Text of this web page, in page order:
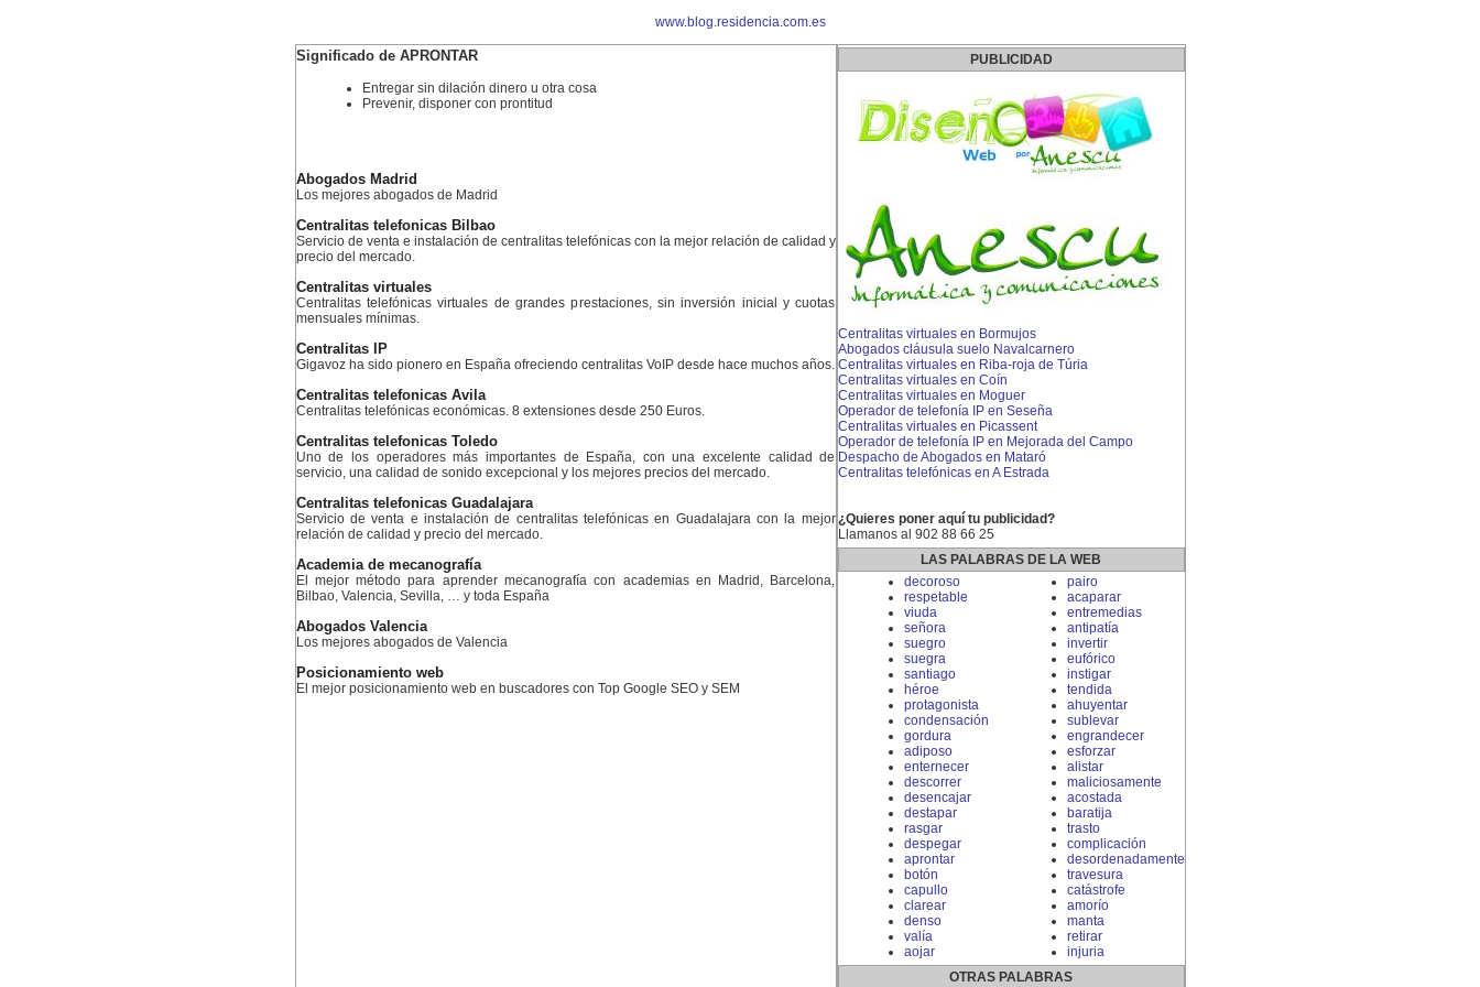
www.blog.residencia.com.es
Significado de APRONTAR
Entregar sin dilación dinero u otra cosa
Prevenir, disponer con prontitud
Abogados Madrid
Los mejores abogados de Madrid
Centralitas telefonicas Bilbao
Servicio de venta e instalación de centralitas telefónicas con la mejor relación de calidad y
precio del mercado.
Centralitas virtuales
Centralitas telefónicas virtuales de grandes prestaciones, sin inversión inicial y cuotas
mensuales mínimas.
Centralitas IP
Gigavoz ha sido pionero en España ofreciendo centralitas VoIP desde hace muchos años.
Centralitas telefonicas Avila
Centralitas telefónicas económicas. 8 extensiones desde 250 Euros.
Centralitas telefonicas Toledo
Uno de los operadores más importantes de España, con una excelente calidad de
servicio, una calidad de sonido excepcional y los mejores precios del mercado.
Centralitas telefonicas Guadalajara
Servicio de venta e instalación de centralitas telefónicas en Guadalajara con la mejor
relación de calidad y precio del mercado.
Academia de mecanografía
El mejor método para aprender mecanografía con academias en Madrid, Barcelona,
Bilbao, Valencia, Sevilla, … y toda España
Abogados Valencia
Los mejores abogados de Valencia
Posicionamiento web
El mejor posicionamiento web en buscadores con Top Google SEO y SEM
PUBLICIDAD
Centralitas virtuales en Bormujos
Abogados cláusula suelo Navalcarnero
Centralitas virtuales en Riba-roja de Túria
Centralitas virtuales en Coín
Centralitas virtuales en Moguer
Operador de telefonía IP en Seseña
Centralitas virtuales en Picassent
Operador de telefonía IP en Mejorada del Campo
Despacho de Abogados en Mataró
Centralitas telefónicas en A Estrada
¿Quieres poner aquí tu publicidad?
Llamanos al 902 88 66 25
LAS PALABRAS DE LA WEB
decoroso
respetable
viuda
señora
suegro
suegra
santiago
héroe
protagonista
condensación
gordura
adiposo
enternecer
descorrer
desencajar
destapar
rasgar
despegar
aprontar
botón
capullo
clarear
denso
valía
aojar
pairo
acaparar
entremedias
antipatía
invertir
eufórico
instigar
tendida
ahuyentar
sublevar
engrandecer
esforzar
alistar
maliciosamente
acostada
baratija
trasto
complicación
desordenadamente
travesura
catástrofe
amorío
manta
retirar
injuria
OTRAS PALABRAS